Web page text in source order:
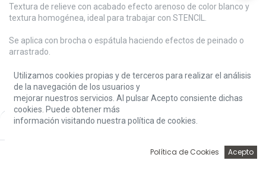
Price:
Add to Cart
Textura de relieve con acabado efecto arenoso de color blanco y
textura homogénea, ideal para trabajar con STENCIL.
Se aplica con brocha o espátula haciendo efectos de peinado o
arrastrado.
Se puede aplicar sobre cualquier superficie.
4,26€
Utilizamos cookies propias y de terceros para realizar el análisis
de la navegación de los usuarios y
mejorar nuestros servicios. Al pulsar Acepto consiente dichas
cookies. Puede obtener más
información visitando nuestra política de cookies.
Política de Cookies Acepto